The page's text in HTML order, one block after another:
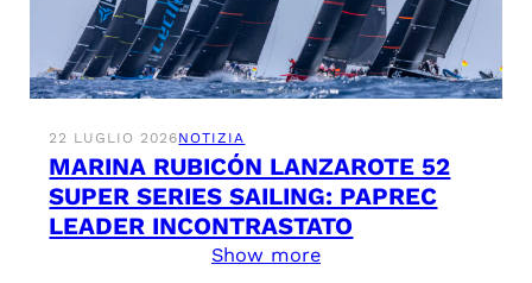
22 LUGLIO 2026NOTIZIA
MARINA RUBICÓN LANZAROTE 52
SUPER SERIES SAILING: PAPREC
LEADER INCONTRASTATO
Show more